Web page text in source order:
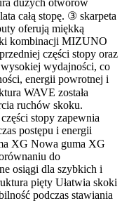
dużych otworów
całą stopę. ③ skarpeta
oferują miękką
kombinacji MIZUNO
części stopy oraz
wydajności, co
energii powrotnej i
WAVE została
ruchów skoku.
stopy zapewnia
postępu i energii
XG Nowa guma XG
do
osiągi dla szybkich i
pięty Ułatwia skoki
podczas stawiania